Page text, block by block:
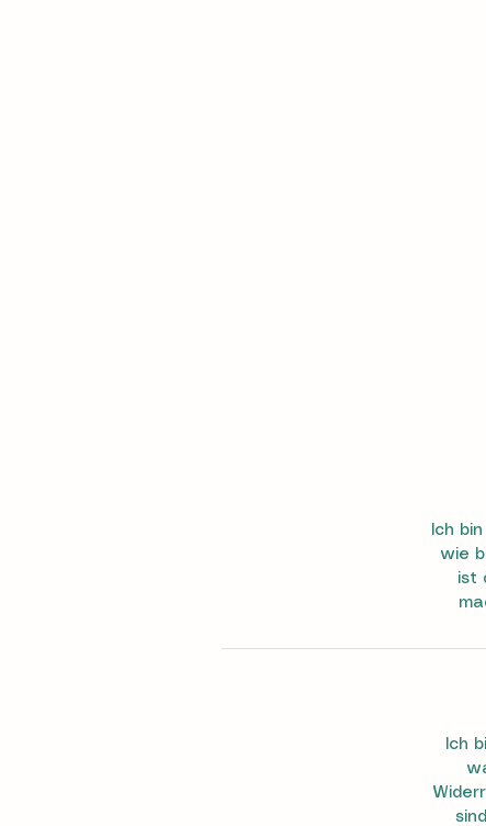
Ich
wie
ist
Ich